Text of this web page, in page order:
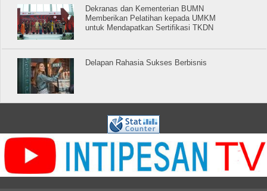
Dekranas dan Kementerian BUMN
Memberikan Pelatihan kepada UMKM
untuk Mendapatkan Sertifikasi TKDN
Delapan Rahasia Sukses Berbisnis